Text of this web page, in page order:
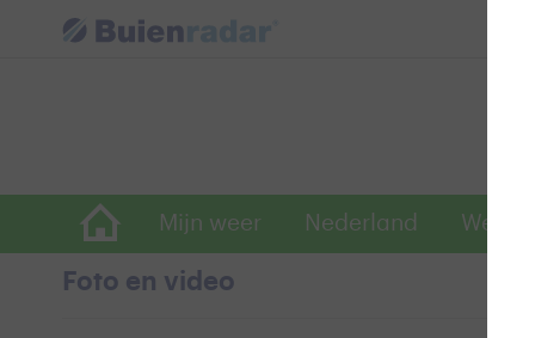
Mijn weer Nederland
Foto en video